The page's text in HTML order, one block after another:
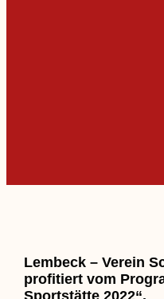
Lembeck – Verein
profitiert vom
Sportstätte 2022“.